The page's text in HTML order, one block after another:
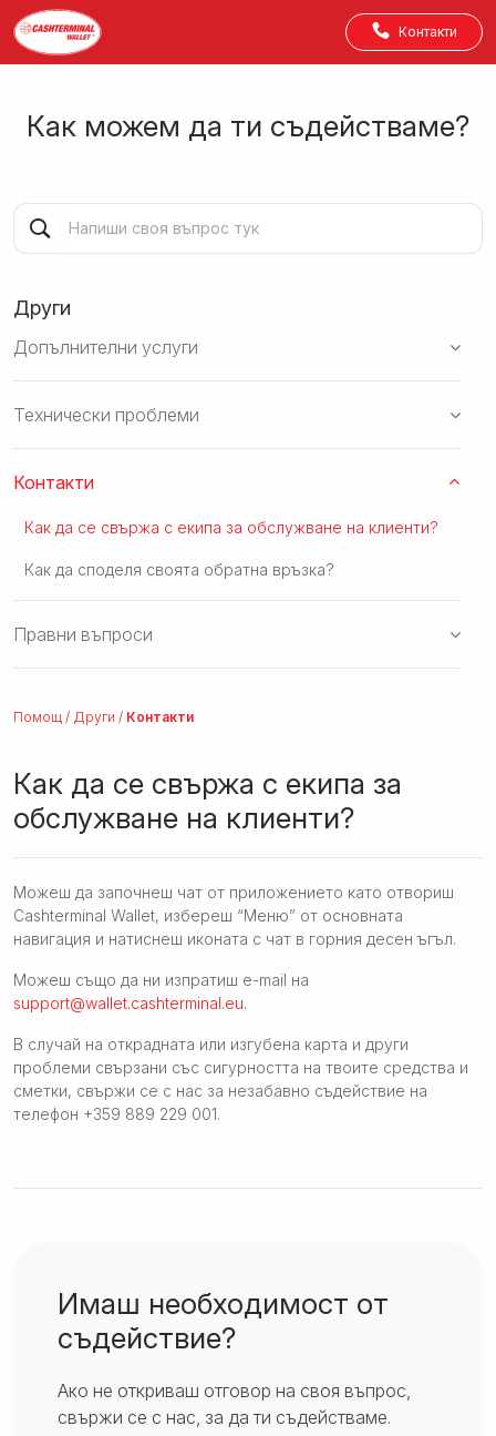
Контакти
Как можем да ти съдействаме?
Други
Допълнителни услуги
Технически проблеми
Контакти
Как да се свържа с екипа за обслужване на клиенти?
Как да споделя своята обратна връзка?
Правни въпроси
Помощ / Други / Контакти
Как да се свържа с екипа за
обслужване на клиенти?
Можеш да започнеш чат от приложението като отвориш
Cashterminal Wallet, избереш “Меню” от основната
навигация и натиснеш иконата с чат в горния десен ъгъл.
Можеш също да ни изпратиш e-mail на
support@wallet.cashterminal.eu.
В случай на открадната или изгубена карта и други
проблеми свързани със сигурността на твоите средства и
сметки, свържи се с нас за незабавно съдействие на
телефон +359 889 229 001.
Имаш необходимост от
съдействие?
Ако не откриваш отговор на своя въпрос,
свържи се с нас, за да ти съдействаме.